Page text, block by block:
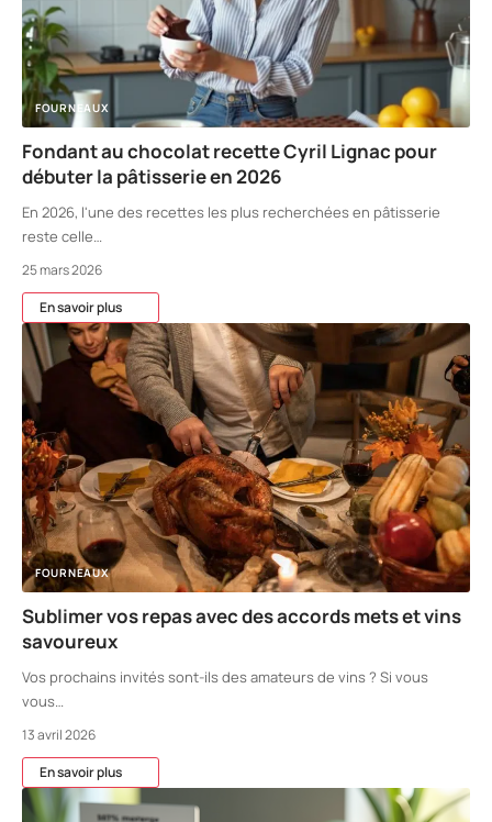
FOURNEAUX
Fondant au chocolat recette Cyril Lignac pour
débuter la pâtisserie en 2026
En 2026, l'une des recettes les plus recherchées en pâtisserie
reste celle…
25 mars 2026
En savoir plus
FOURNEAUX
Sublimer vos repas avec des accords mets et vins
savoureux
Vos prochains invités sont-ils des amateurs de vins ? Si vous
vous…
13 avril 2026
En savoir plus